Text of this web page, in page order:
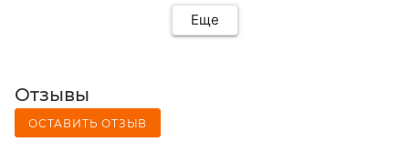
Еще
Отзывы
ОСТАВИТЬ ОТЗЫВ